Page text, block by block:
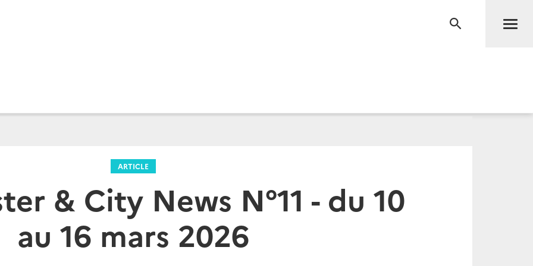
RECHERCHE
ARTICLE
& City News N°11 - du 10
au 16 mars 2026